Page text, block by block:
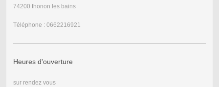
74200 thonon les bains
Téléphone : 0662216921
Heures d'ouverture
sur rendez vous